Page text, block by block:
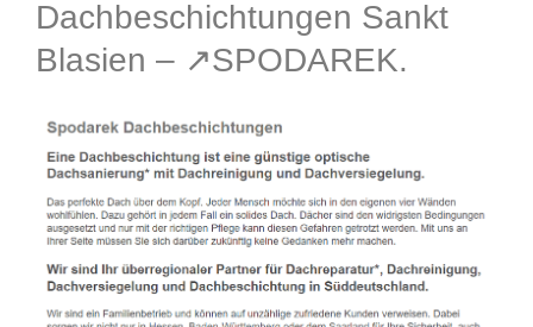
Dachbeschichtungen Sankt
Blasien – ↗️SPODAREK.